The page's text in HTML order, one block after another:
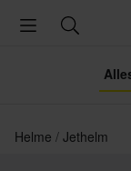
Helme Jethelm